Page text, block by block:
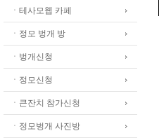
ㆍ테사모웹 카페
ㆍ정모 벙개 방
ㆍ벙개신청
ㆍ정모신청
ㆍ큰잔치 참가신청
ㆍ정모벙개 사진방